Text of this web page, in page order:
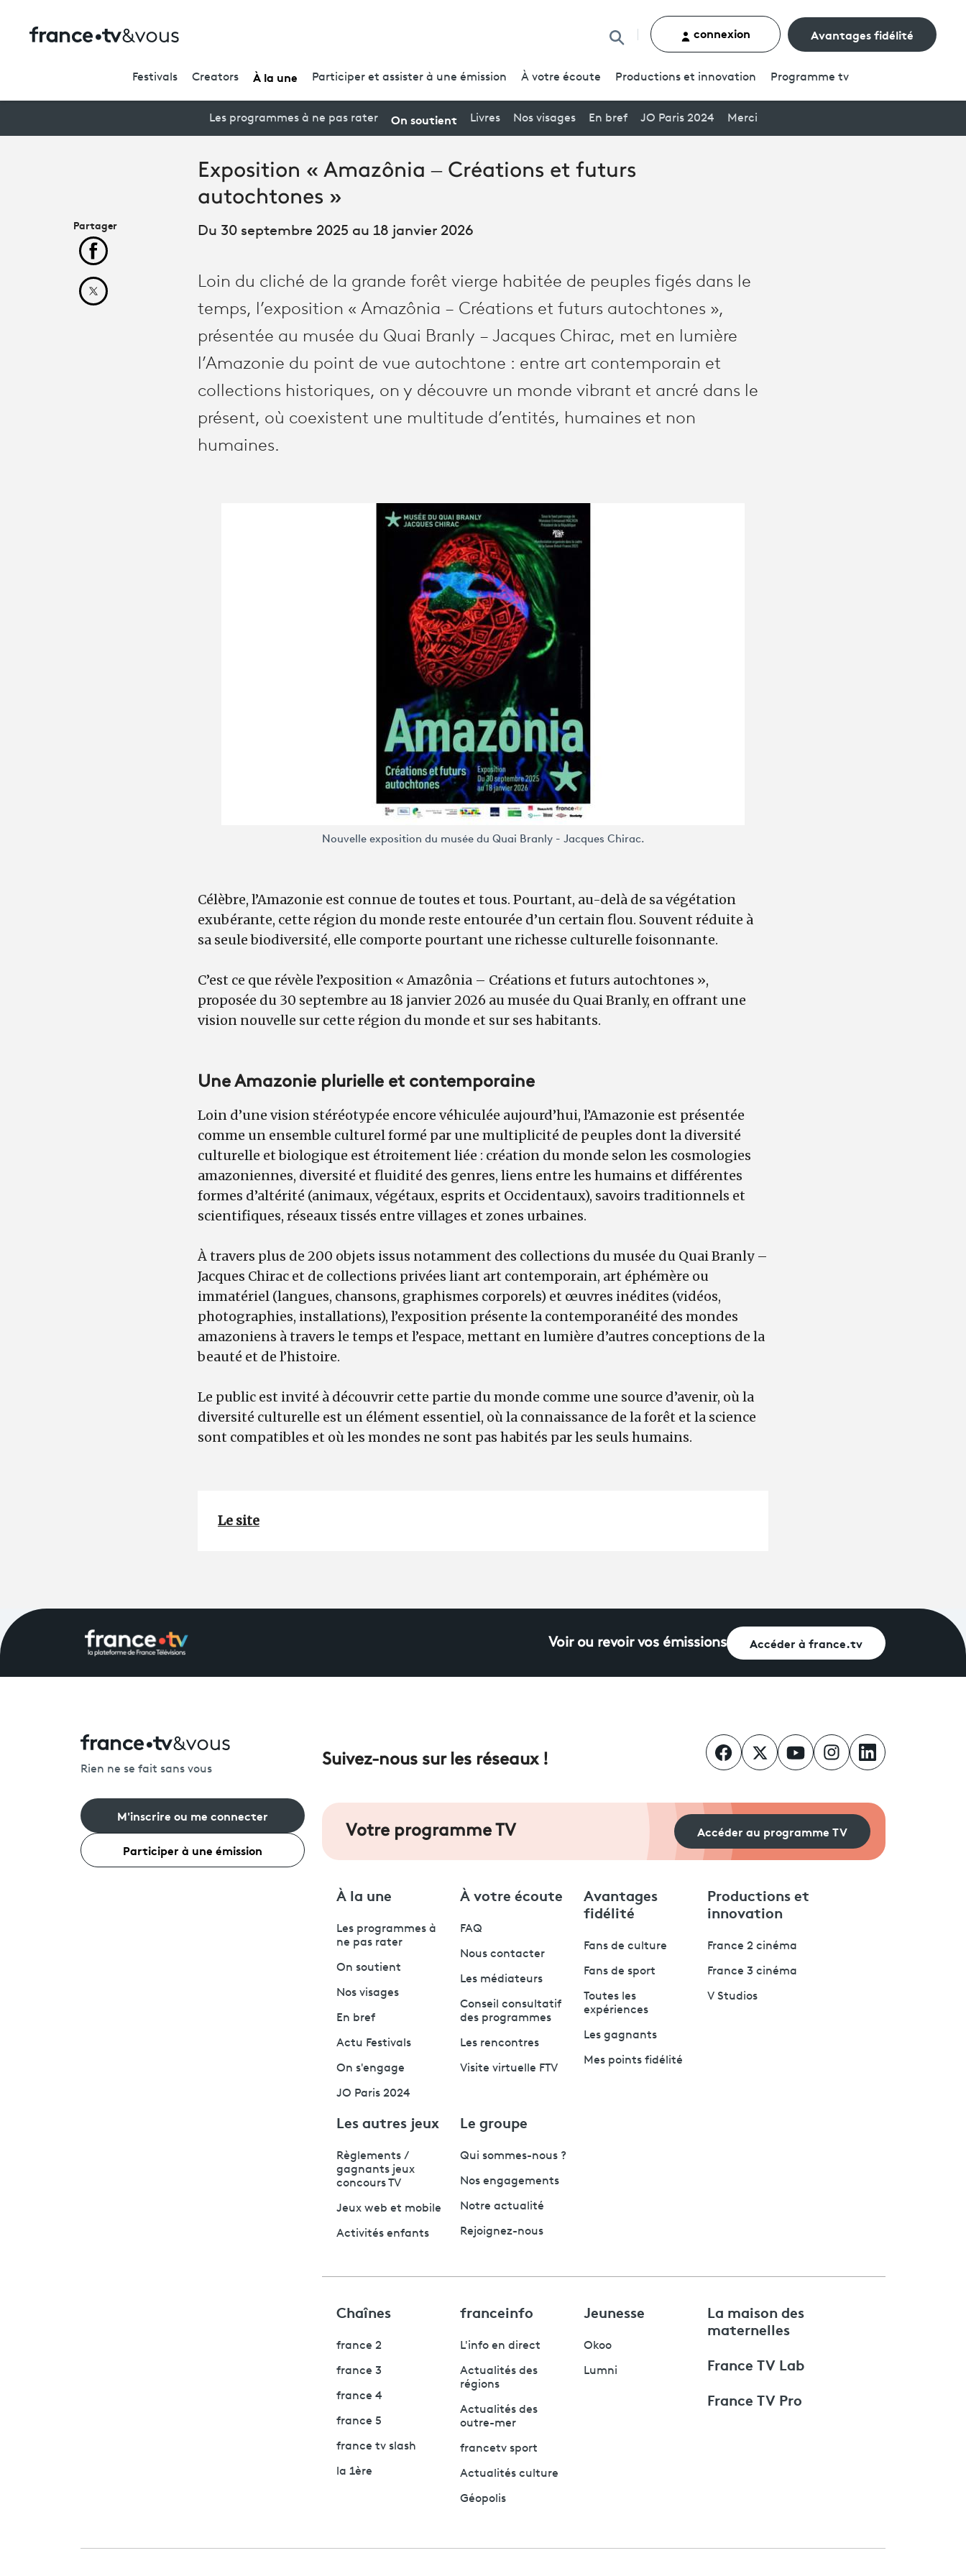
Rechercher un contenu
connexion Avantages fidélité
Festivals Creators À la une Participer et assister à une émission À votre écoute Productions et innovation Programme tv
Les programmes à ne pas rater On soutient Livres Nos visages En bref JO Paris 2024 Merci
Exposition « Amazônia – Créations et futurs
autochtones »
Du 30 septembre 2025 au 18 janvier 2026
Loin du cliché de la grande forêt vierge habitée de peuples figés dans le
temps, l’exposition « Amazônia – Créations et futurs autochtones »,
présentée au musée du Quai Branly – Jacques Chirac, met en lumière
l’Amazonie du point de vue autochtone : entre art contemporain et
collections historiques, on y découvre un monde vibrant et ancré dans le
présent, où coexistent une multitude d’entités, humaines et non
humaines.
Nouvelle exposition du musée du Quai Branly - Jacques Chirac.
Célèbre, l’Amazonie est connue de toutes et tous. Pourtant, au-delà de sa végétation
exubérante, cette région du monde reste entourée d’un certain flou. Souvent réduite à
sa seule biodiversité, elle comporte pourtant une richesse culturelle foisonnante.
C’est ce que révèle l’exposition « Amazônia – Créations et futurs autochtones »,
proposée du 30 septembre au 18 janvier 2026 au musée du Quai Branly, en offrant une
vision nouvelle sur cette région du monde et sur ses habitants.
Une Amazonie plurielle et contemporaine
Loin d’une vision stéréotypée encore véhiculée aujourd’hui, l’Amazonie est présentée
comme un ensemble culturel formé par une multiplicité de peuples dont la diversité
culturelle et biologique est étroitement liée : création du monde selon les cosmologies
amazoniennes, diversité et fluidité des genres, liens entre les humains et différentes
formes d’altérité (animaux, végétaux, esprits et Occidentaux), savoirs traditionnels et
scientifiques, réseaux tissés entre villages et zones urbaines.
À travers plus de 200 objets issus notamment des collections du musée du Quai Branly –
Jacques Chirac et de collections privées liant art contemporain, art éphémère ou
immatériel (langues, chansons, graphismes corporels) et œuvres inédites (vidéos,
photographies, installations), l’exposition présente la contemporanéité des mondes
amazoniens à travers le temps et l’espace, mettant en lumière d’autres conceptions de la
beauté et de l’histoire.
Le public est invité à découvrir cette partie du monde comme une source d’avenir, où la
diversité culturelle est un élément essentiel, où la connaissance de la forêt et la science
sont compatibles et où les mondes ne sont pas habités par les seuls humains.
Le site
Partager
Partager cet article sur Facebook
Partager cet article sur X
Voir ou revoir vos émissions Accéder à france.tv
Rien ne se fait sans vous
M'inscrire ou me connecter
Participer à une émission
Suivez-nous sur les réseaux !
Votre programme TV Accéder au programme TV
À la une
Les programmes à
ne pas rater
On soutient
Nos visages
En bref
Actu Festivals
On s'engage
JO Paris 2024
À votre écoute
FAQ
Nous contacter
Les médiateurs
Conseil consultatif
des programmes
Les rencontres
Visite virtuelle FTV
Avantages
fidélité
Fans de culture
Fans de sport
Toutes les
expériences
Les gagnants
Mes points fidélité
Productions et
innovation
France 2 cinéma
France 3 cinéma
V Studios
Les autres jeux
Règlements /
gagnants jeux
concours TV
Jeux web et mobile
Activités enfants
Le groupe
Qui sommes-nous ?
Nos engagements
Notre actualité
Rejoignez-nous
Chaînes
france 2
france 3
france 4
france 5
france tv slash
la 1ère
franceinfo
L'info en direct
Actualités des
régions
Actualités des
outre-mer
francetv sport
Actualités culture
Géopolis
Jeunesse
Okoo
Lumni
La maison des
maternelles
France TV Lab
France TV Pro